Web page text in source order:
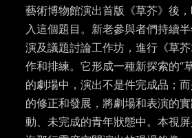
藝術博物館演出首版《草芥》後
入這個題目。新老參與者們持續
演及議題討論工作坊，進行《草
作和排練。它形成一種新探索的“
的劇場中，演出不是件完成品；
的修正和發展，將劇場和表演的
動、未完成的青年狀態中。本視